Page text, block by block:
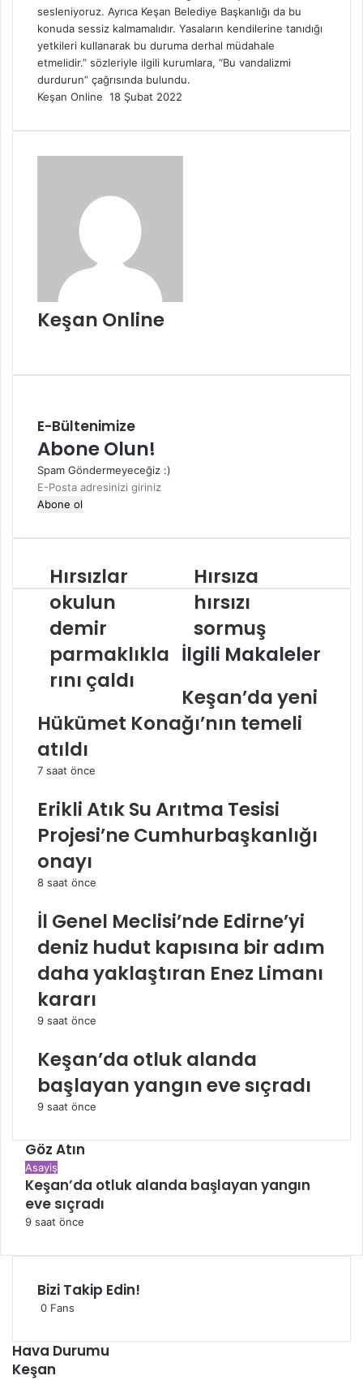
sesleniyoruz. Ayrıca Keşan Belediye Başkanlığı da bu
konuda sessiz kalmamalıdır. Yasaların kendilerine tanıdığı
yetkileri kullanarak bu duruma derhal müdahale
etmelidir.” sözleriyle ilgili kurumlara, “Bu vandalizmi
durdurun” çağrısında bulundu.
Keşan Online Bir
posta
18 Şubat 2022
Keşan Online
E-Bültenimize
Abone Olun!
Spam Göndermeyeceğiz :)
E-
Posta
giriniz
Hırsızlar
okulun
demir
parmaklıkla
rını çaldı
Hırsıza
hırsızı
sormuş
İlgili Makaleler
Keşan’da yeni
Hükümet Konağı’nın temeli
atıldı
7 saat önce
Erikli Atık Su Arıtma Tesisi
Projesi’ne Cumhurbaşkanlığı
onayı
8 saat önce
İl Genel Meclisi’nde Edirne’yi
deniz hudut kapısına bir adım
daha yaklaştıran Enez Limanı
kararı
9 saat önce
Keşan’da otluk alanda
başlayan yangın eve sıçradı
9 saat önce
Göz Atın
Kapalı
Asayiş
Keşan’da otluk alanda başlayan yangın
eve sıçradı
9 saat önce
Bizi Takip Edin!
0 Fans
Hava Durumu
Keşan